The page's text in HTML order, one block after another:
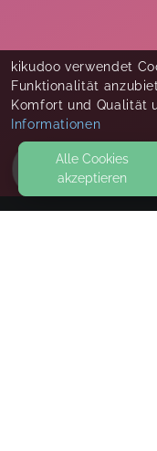
kikudoo verwendet
Funktionalität
Komfort und Qualität
Informationen
Alle Cookies
akzeptieren